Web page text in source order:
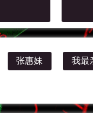
张惠妹 我最